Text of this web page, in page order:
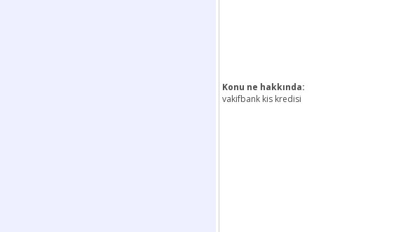
Konu ne hakkında:
vakifbank kis kredisi